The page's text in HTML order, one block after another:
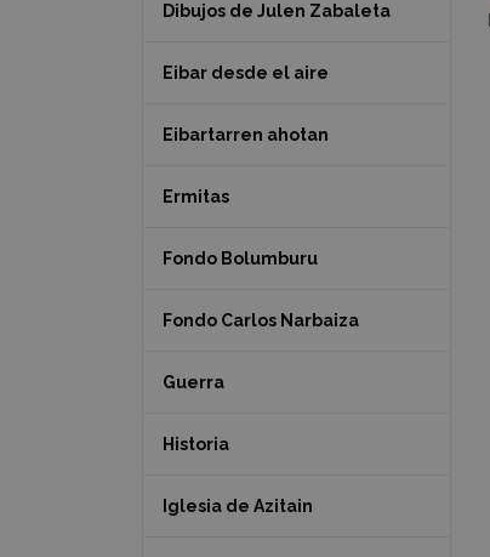
Dibujos de Julen Zabaleta
Eibar desde el aire
Eibartarren ahotan
Ermitas
Fondo Bolumburu
Fondo Carlos Narbaiza
Guerra
Historia
Iglesia de Azitain